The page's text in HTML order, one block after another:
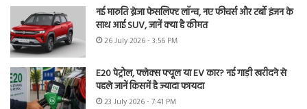
नई मारुति ब्रेजा फेसलिफ्ट लॉन्च, नए फीचर्स और टर्बो इंजन के
साथ आई SUV, जानें क्या है कीमत
26 July 2026 - 3:56 PM
E20 पेट्रोल, फ्लेक्स फ्यूल या EV कार? नई गाड़ी खरीदने से
पहले जानें किसमें है ज्यादा फायदा
23 July 2026 - 7:41 PM